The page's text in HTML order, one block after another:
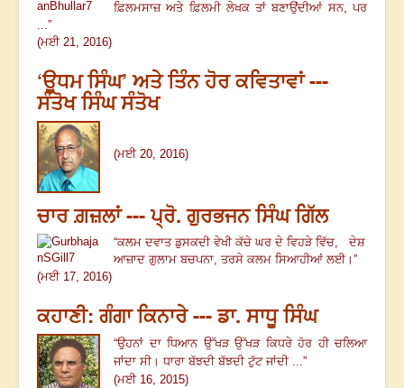
ਫ਼ਿਲਮਸਾਜ਼ ਅਤੇ ਫ਼ਿਲਮੀ ਲੇਖਕ ਤਾਂ ਬਣਾਉਂਦੀਆਂ ਸਨ,ਪਰ
...”
(ਮਈ 21, 2016)
‘ਊਧਮ ਸਿੰਘ’ ਅਤੇ ਤਿੰਨ ਹੋਰ ਕਵਿਤਾਵਾਂ ---
ਸੰਤੋਖ ਸਿੰਘ ਸੰਤੋਖ
(ਮਈ 20, 2016)
ਚਾਰ ਗ਼ਜ਼ਲਾਂ --- ਪ੍ਰੋ. ਗੁਰਭਜਨ ਸਿੰਘ ਗਿੱਲ
“ਕਲਮ ਦਵਾਤ ਡੁਸਕਦੀ ਵੇਖੀ ਕੱਚੇ ਘਰ ਦੇ ਵਿਹੜੇ ਵਿੱਚ, ਦੇਸ਼
ਆਜ਼ਾਦ ਗੁਲਾਮ ਬਚਪਨਾ, ਤਰਸੇ ਕਲਮ ਸਿਆਹੀਆਂ ਲਈ। ”
(ਮਈ 17, 2016)
ਕਹਾਣੀ: ਗੰਗਾ ਕਿਨਾਰੇ --- ਡਾ. ਸਾਧੂ ਸਿੰਘ
“ਉਹਨਾਂ ਦਾ ਧਿਆਨ ਉੱਖੜ ਉੱਖੜ ਕਿਧਰੇ ਹੋਰ ਹੀ ਚਲਿਆ
ਜਾਂਦਾ ਸੀ। ਧਾਰਾ ਬੱਝਦੀ ਬੱਝਦੀ ਟੁੱਟ ਜਾਂਦੀ ...”
(ਮਈ 16, 2015)